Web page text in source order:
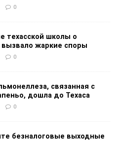
0
техасской школы о
вызвало жаркие споры
0
связанная с
дошла до Техаса
0
безналоговые выходные